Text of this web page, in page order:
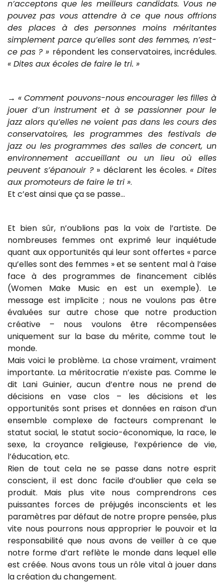
n’acceptons que les meilleurs candidats. Vous ne
pouvez pas vous attendre à ce que nous offrions
des places à des personnes moins méritantes
simplement parce qu’elles sont des femmes, n’est-
ce pas ? » répondent les conservatoires, incrédules.
« Dites aux écoles de faire le tri. »
→ « Comment pouvons-nous encourager les filles à
jouer d’un instrument et à se passionner pour le
jazz alors qu’elles ne voient pas dans les cours des
conservatoires, les programmes des festivals de
jazz ou les programmes des salles de concert, un
environnement accueillant ou un lieu où elles
peuvent s’épanouir ?» déclarent les écoles. « Dites
aux promoteurs de faire le tri ».
Et c’est ainsi que ça se passe…
Et bien sûr, n’oublions pas la voix de l’artiste. De
nombreuses femmes ont exprimé leur inquiétude
quant aux opportunités qui leur sont offertes « parce
qu’elles sont des femmes » et se sentent mal à l’aise
face à des programmes de financement ciblés
(Women Make Music en est un exemple). Le
message est implicite ; nous ne voulons pas être
évaluées sur autre chose que notre production
créative – nous voulons être récompensées
uniquement sur la base du mérite, comme tout le
monde.
Mais voici le problème. La chose vraiment, vraiment
importante. La méritocratie n’existe pas. Comme le
dit Lani Guinier, aucun d’entre nous ne prend de
décisions en vase clos – les décisions et les
opportunités sont prises et données en raison d’un
ensemble complexe de facteurs comprenant le
statut social, le statut socio-économique, la race, le
sexe, la croyance religieuse, l’expérience de vie,
l’éducation, etc.
Rien de tout cela ne se passe dans notre esprit
conscient, il est donc facile d’oublier que cela se
produit. Mais plus vite nous comprendrons ces
puissantes forces de préjugés inconscients et les
paramètres par défaut de notre propre pensée, plus
vite nous pourrons nous approprier le pouvoir et la
responsabilité que nous avons de veiller à ce que
notre forme d’art reflète le monde dans lequel elle
est créée. Nous avons tous un rôle vital à jouer dans
la création du changement.